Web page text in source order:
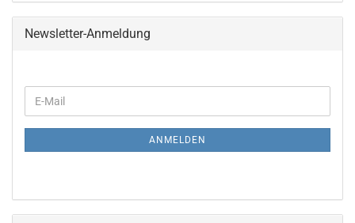
Newsletter-Anmeldung
ZUR
E-
Mail
ANMELDEN